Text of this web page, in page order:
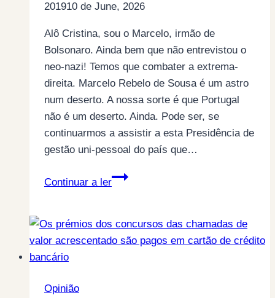
201910 de June, 2026
Alô Cristina, sou o Marcelo, irmão de
Bolsonaro. Ainda bem que não entrevistou o
neo-nazi! Temos que combater a extrema-
direita. Marcelo Rebelo de Sousa é um astro
num deserto. A nossa sorte é que Portugal
não é um deserto. Ainda. Pode ser, se
continuarmos a assistir a esta Presidência de
gestão uni-pessoal do país que…
Continuar a ler
Democracia
telefonar
ao
Opinião